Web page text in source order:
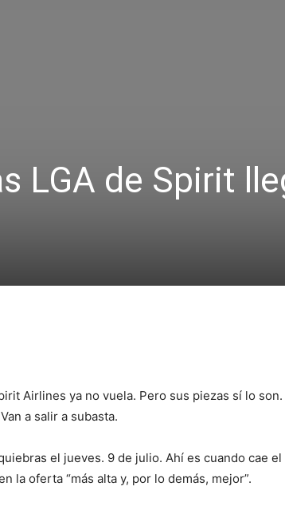
LGA de Spirit
Airlines ya no vuela. Pero sus piezas sí lo son.
a salir a subasta.
el jueves. 9 de julio. Ahí es cuando cae el
la oferta “más alta y, por lo demás, mejor”.